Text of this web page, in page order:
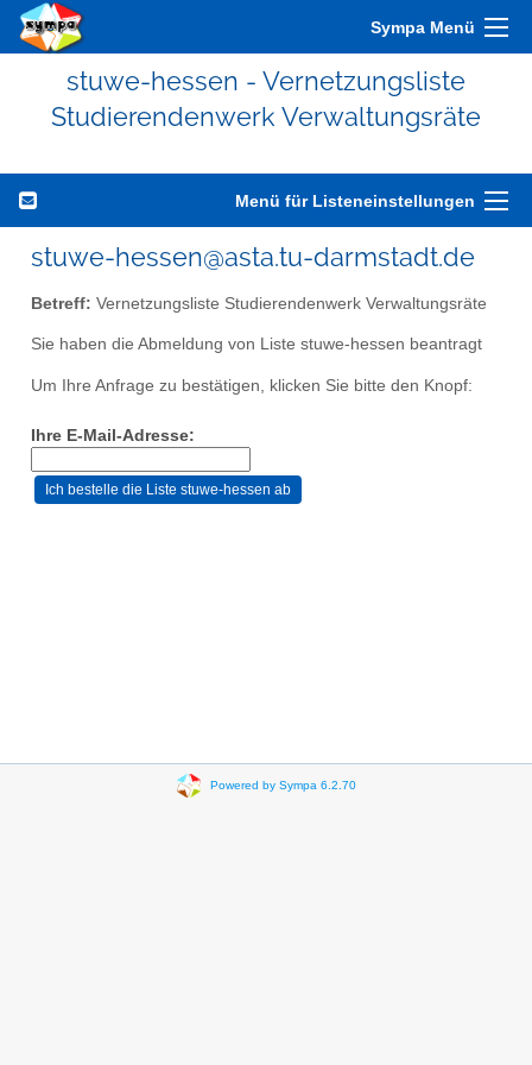
Sympa Menü
stuwe-hessen - Vernetzungsliste
Studierendenwerk Verwaltungsräte
Menü für Listeneinstellungen
stuwe-hessen@asta.tu-darmstadt.de
Betreff: Vernetzungsliste Studierendenwerk Verwaltungsräte
Sie haben die Abmeldung von Liste stuwe-hessen beantragt
Um Ihre Anfrage zu bestätigen, klicken Sie bitte den Knopf:
Ihre E-Mail-Adresse:
Powered by Sympa 6.2.70